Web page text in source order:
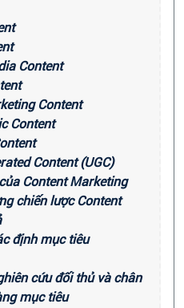
Content
Content
Content
Content (UGC)
Content Marketing
chiến lược Content
định mục tiêu
cứu đối thủ và chân
mục tiêu